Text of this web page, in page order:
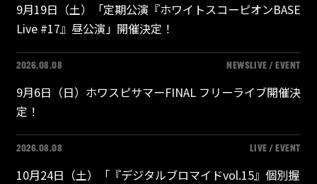
9月19日（土）「定期公演『ホワイトスコーピオンBASE
Live #17』昼公演」開催決定！
2026.08.08
9月6日（日）ホワスピサマーFINAL フリーライブ開催決
定！
NEWS LIVE / EVENT
2026.08.08
10月24日（土）「『デジタルブロマイドvol.15』個別握
LIVE / EVENT